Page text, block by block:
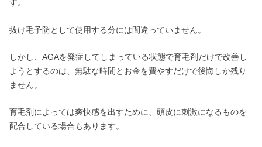
す。
抜け毛予防として使用する分には間違っていません。
しかし、AGAを発症してしまっている状態で育毛剤だけで改善し
ようとするのは、無駄な時間とお金を費やすだけで後悔しか残り
ません。
育毛剤によっては爽快感を出すために、頭皮に刺激になるものを
配合している場合もあります。